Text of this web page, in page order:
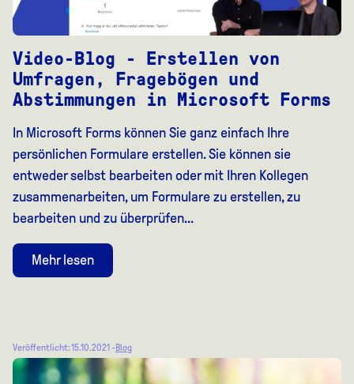
Video-Blog - Erstellen von
Umfragen, Fragebögen und
Abstimmungen in Microsoft Forms
In Microsoft Forms können Sie ganz einfach Ihre
persönlichen Formulare erstellen. Sie können sie
entweder selbst bearbeiten oder mit Ihren Kollegen
zusammenarbeiten, um Formulare zu erstellen, zu
bearbeiten und zu überprüfen...
Mehr lesen
Veröffentlicht: 15.10.2021 -Blog